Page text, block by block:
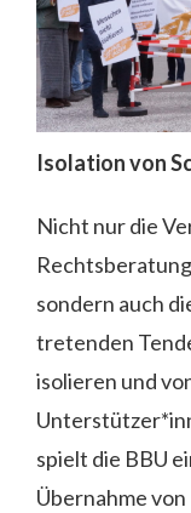
Isolation von
Nicht nur die
sondern auch
tretenden
isolieren und
spielt die BBU
Übernahme